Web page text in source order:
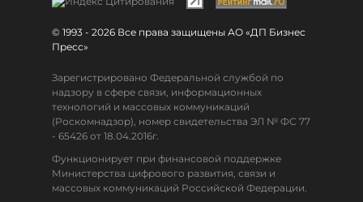
© 1993 - 2026 Все права защищены АО «ДП Бизнес
Пресс»
Зарегистрировано Федеральной службой по
надзору в сфере связи, информационных
технологий и массовых коммуникаций
(Роскомнадзор), номер свидетельства ЭЛ № ФС 77
- 65426 от 18.04.2016г.
Функционирует при финансовой поддержке
Министерства цифрового развития, связи и
массовых коммуникаций Российской Федерации.